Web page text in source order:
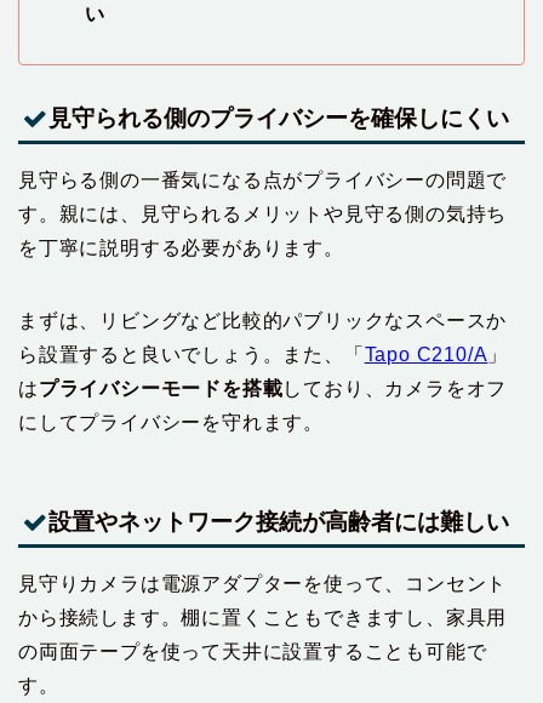
い
見守られる側のプライバシーを確保しにくい
見守らる側の一番気になる点がプライバシーの問題で
す。親には、見守られるメリットや見守る側の気持ち
を丁寧に説明する必要があります。
まずは、リビングなど比較的パブリックなスペースか
ら設置すると良いでしょう。また、「‎ Tapo C210/A 」
はプライバシーモードを搭載しており、カメラをオフ
にしてプライバシーを守れます。
設置やネットワーク接続が高齢者には難しい
見守りカメラは電源アダプターを使って、コンセント
から接続します。棚に置くこともできますし、家具用
の両面テープを使って天井に設置することも可能で
す。